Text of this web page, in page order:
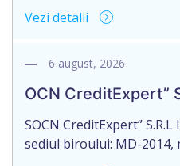
ap. 1, identificat/ă prin
Servicii Publice, anunţă
notarul Mamadjanova
păstrează în arhiva […]
Vezi detalii
6 august, 2026
OCN CreditExpert”
SOCN CreditExpert”
sediul biroului: MD-2014,